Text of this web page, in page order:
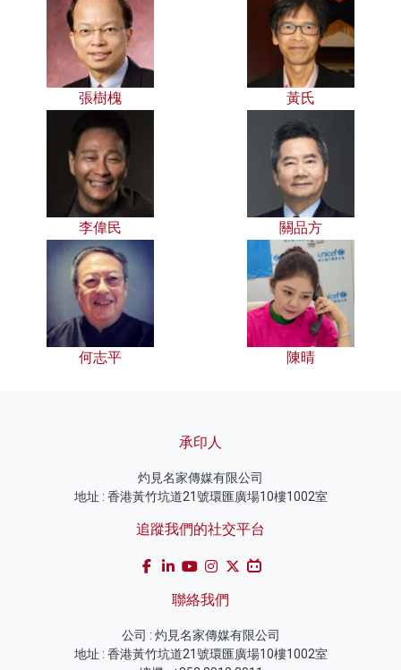
張樹槐 黃氏
李偉民 關品方
何志平 陳晴
承印人
灼見名家傳媒有限公司
地址 : 香港黃竹坑道21號環匯廣場10樓1002室
追蹤我們的社交平台
聯絡我們
公司 : 灼見名家傳媒有限公司
地址 : 香港黃竹坑道21號環匯廣場10樓1002室